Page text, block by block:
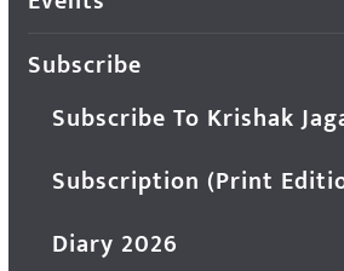
Subscribe
Subscribe To Krishak
Subscription (Print
Diary 2026